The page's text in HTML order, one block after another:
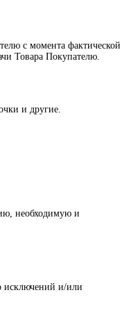
с момента фактической
Товара Покупателю.
и другие.
необходимую и
исключений и/или